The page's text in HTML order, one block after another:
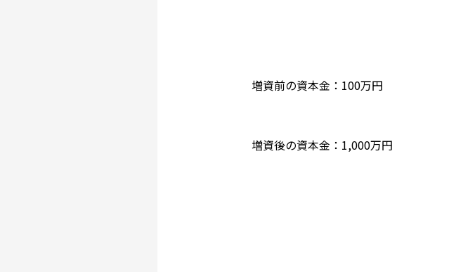
増資前の資本金：100万円
増資後の資本金：1,000万円